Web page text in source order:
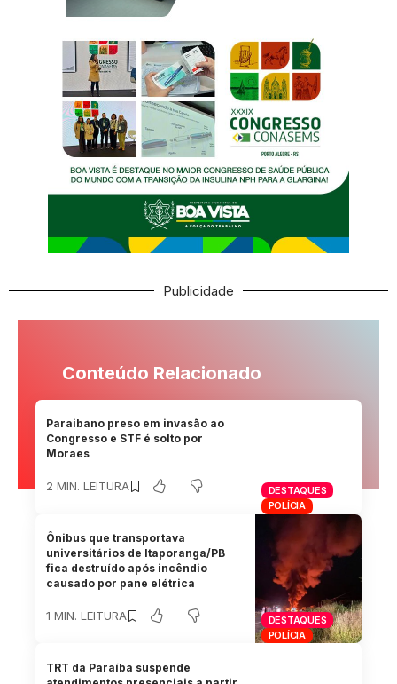
Publicidade
Conteúdo Relacionado
DESTAQUES
POLÍCIA
Paraibano preso em invasão ao
Congresso e STF é solto por
Moraes
2 MIN. LEITURA
DESTAQUES
POLÍCIA
Ônibus que transportava
universitários de Itaporanga/PB
fica destruído após incêndio
causado por pane elétrica
1 MIN. LEITURA
TRT da Paraíba suspende